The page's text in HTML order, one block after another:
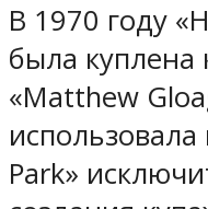
В 1970 году
была куплена
«Matthew
Park»